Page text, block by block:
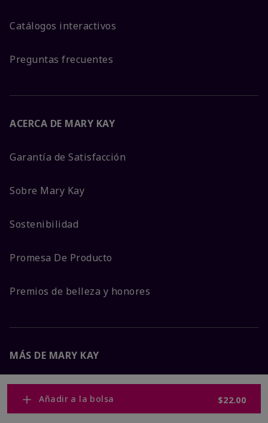
Añadir a la bolsa $22.00
Catálogos interactivos
Preguntas frecuentes
ACERCA DE MARY KAY
Garantía de Satisfacción
Sobre Mary Kay
Sostenibilidad
Promesa De Producto
Premios de belleza y honores
MÁS DE MARY KAY